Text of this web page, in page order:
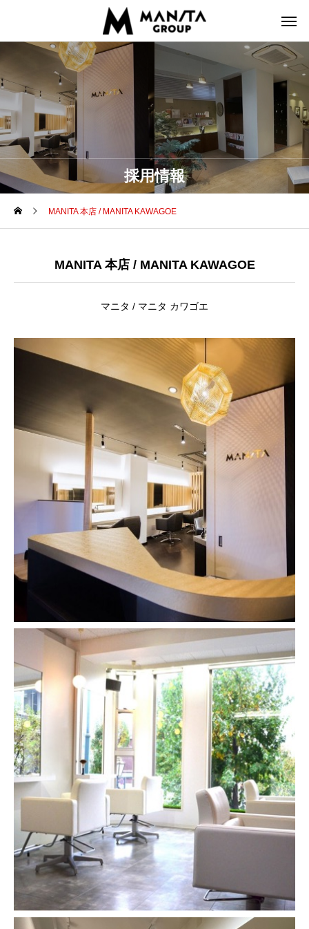
採用情報
MANITA 本店 / MANITA KAWAGOE
MANITA 本店 / MANITA KAWAGOE
マニタ / マニタ カワゴエ